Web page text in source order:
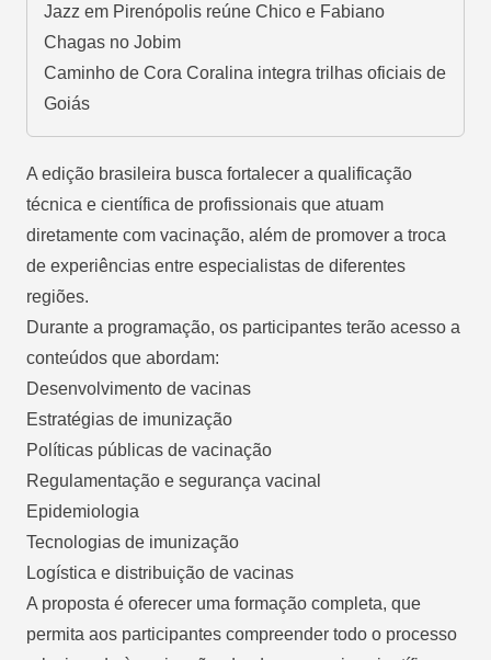
Jazz em Pirenópolis reúne Chico e Fabiano
Chagas no Jobim
Caminho de Cora Coralina integra trilhas oficiais de
Goiás
A edição brasileira busca fortalecer a qualificação
técnica e científica de profissionais que atuam
diretamente com vacinação, além de promover a troca
de experiências entre especialistas de diferentes
regiões.
Durante a programação, os participantes terão acesso a
conteúdos que abordam:
Desenvolvimento de vacinas
Estratégias de imunização
Políticas públicas de vacinação
Regulamentação e segurança vacinal
Epidemiologia
Tecnologias de imunização
Logística e distribuição de vacinas
A proposta é oferecer uma formação completa, que
permita aos participantes compreender todo o processo